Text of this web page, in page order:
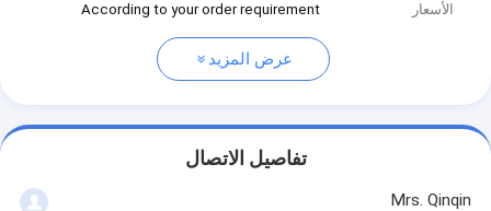
الأسعار According to your order requirement
عرض المزيد
تفاصيل الاتصال
Mrs. Qinqin